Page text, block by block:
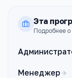
Эта
Подробнее о
Менеджер